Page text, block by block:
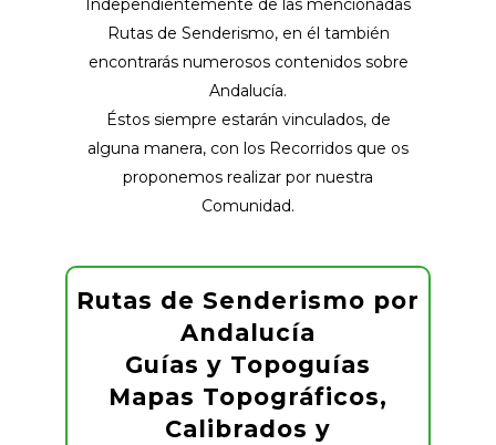
Independientemente de las mencionadas
Rutas de Senderismo, en él también
encontrarás numerosos contenidos sobre
Andalucía.
Éstos siempre estarán vinculados, de
alguna manera, con los Recorridos que os
proponemos realizar por nuestra
Comunidad.
Rutas de Senderismo por
Andalucía
Guías y Topoguías
Mapas Topográficos,
Calibrados y